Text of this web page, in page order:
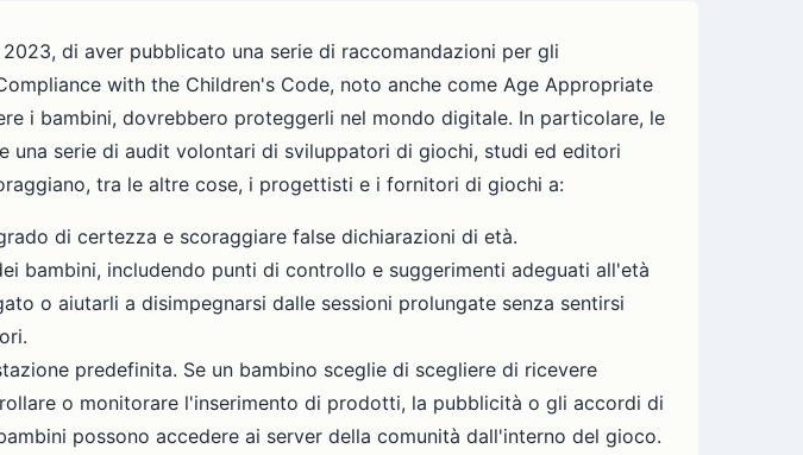
di aver pubblicato una serie di raccomandazioni per gli
with the Children's Code, noto anche come Age Appropriate
i bambini, dovrebbero proteggerli nel mondo digitale. In particolare, le
una serie di audit volontari di sviluppatori di giochi, studi ed editori
tra le altre cose, i progettisti e i fornitori di giochi a:
di certezza e scoraggiare false dichiarazioni di età.
bambini, includendo punti di controllo e suggerimenti adeguati all'età
o aiutarli a disimpegnarsi dalle sessioni prolungate senza sentirsi
predefinita. Se un bambino sceglie di scegliere di ricevere
o monitorare l'inserimento di prodotti, la pubblicità o gli accordi di
possono accedere ai server della comunità dall'interno del gioco.